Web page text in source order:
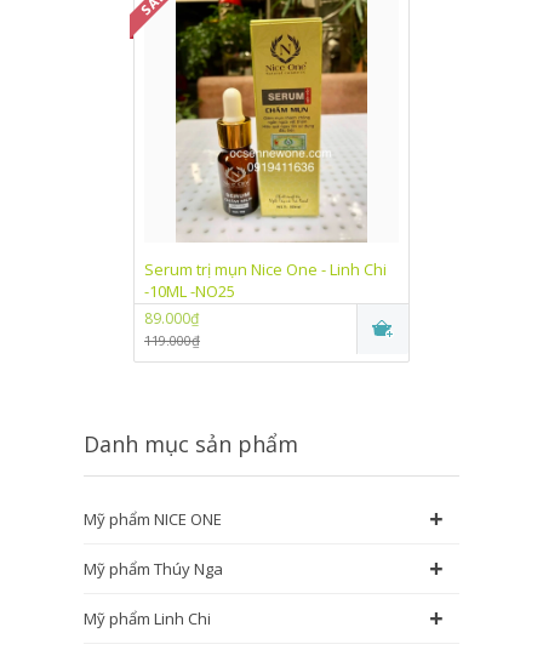
Serum trị mụn Nice One - Linh Chi
-10ML -NO25
89.000₫
119.000₫
Danh mục sản phẩm
Mỹ phẩm NICE ONE +
Mỹ phẩm Thúy Nga +
Mỹ phẩm Linh Chi +